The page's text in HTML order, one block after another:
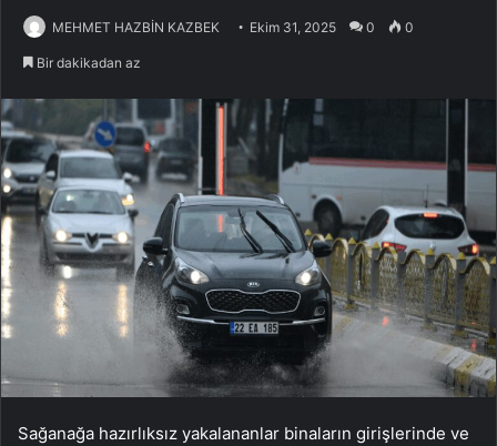
MEHMET HAZBİN KAZBEK Ekim 31, 2025 0 0
Bir dakikadan az
Sağanağa hazırlıksız yakalananlar binaların girişlerinde ve